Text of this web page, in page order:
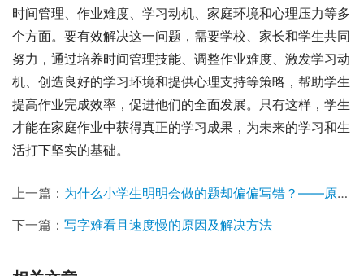
时间管理、作业难度、学习动机、家庭环境和心理压力等多
个方面。要有效解决这一问题，需要学校、家长和学生共同
努力，通过培养时间管理技能、调整作业难度、激发学习动
机、创造良好的学习环境和提供心理支持等策略，帮助学生
提高作业完成效率，促进他们的全面发展。只有这样，学生
才能在家庭作业中获得真正的学习成果，为未来的学习和生
活打下坚实的基础。
上一篇： 为什么小学生明明会做的题却偏偏写错？——原因分析与解决方法
下一篇： 写字难看且速度慢的原因及解决方法